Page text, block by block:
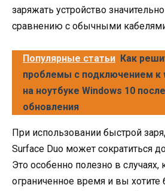
заряжать устройство
сравнению с обычными
Популярные статьи Как
проблемы с подключением к
на ноутбуке Windows 10 после
обновления
При использовании быстрой
Surface Duo может сократиться
Это особенно полезно в случаях,
ограниченное время и вы хотите